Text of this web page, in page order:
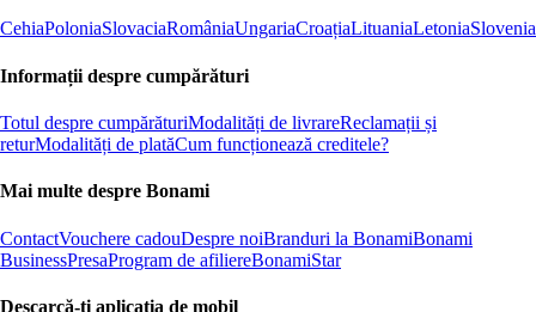
CehiaPoloniaSlovaciaRomâniaUngariaCroațiaLituaniaLetoniaSlovenia
Informații despre cumpărături
Totul despre cumpărăturiModalități de livrareReclamații și
returModalități de platăCum funcționează creditele?
Mai multe despre Bonami
ContactVouchere cadouDespre noiBranduri la BonamiBonami
BusinessPresaProgram de afiliereBonamiStar
Descarcă-ți aplicația de mobil